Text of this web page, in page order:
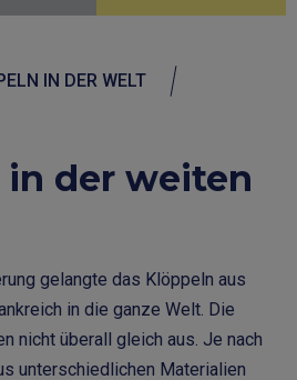
IN DER WELT
in der weiten
gelangte das Klöppeln aus
in die ganze Welt. Die
nicht überall gleich aus. Je nach
unterschiedlichen Materialien